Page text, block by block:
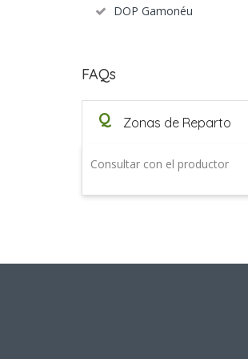
DOP Gamonéu
FAQs
Q Zonas de Reparto
Consultar con el productor